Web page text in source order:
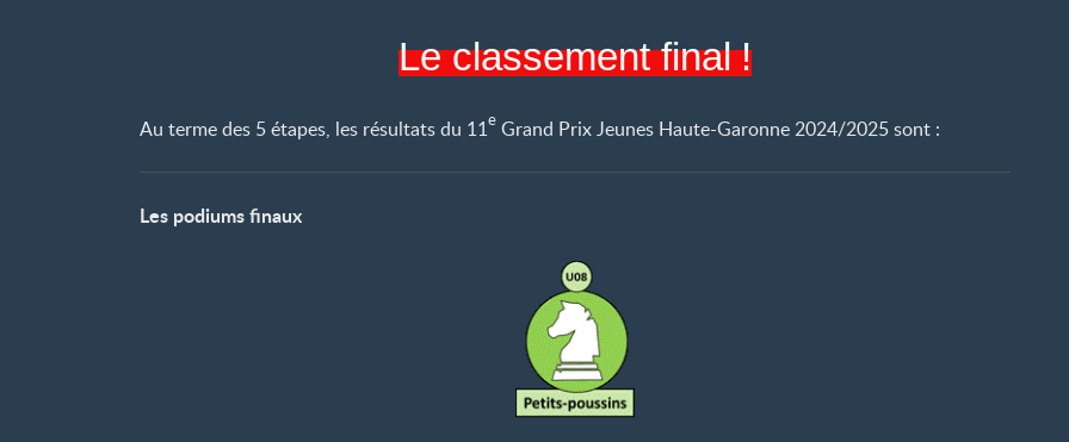
Le classement final !
Au terme des 5 étapes, les résultats du 11e Grand Prix Jeunes Haute-Garonne 2024/2025 sont :
Les podiums finaux